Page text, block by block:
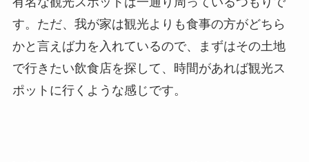
す。ただ、我が家は観光よりも食事の方がどちら
かと言えば力を入れているので、まずはその土地
で行きたい飲食店を探して、時間があれば観光ス
ポットに行くような感じです。